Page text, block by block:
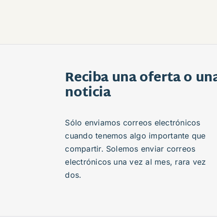
Reciba una oferta o
noticia
Sólo enviamos correos electrónicos
cuando tenemos algo importante que
compartir. Solemos enviar correos
electrónicos una vez al mes, rara vez
dos.